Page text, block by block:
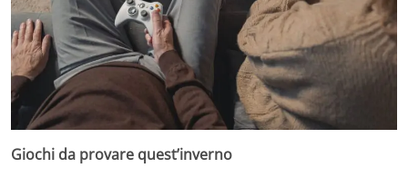
Giochi da provare quest’inverno